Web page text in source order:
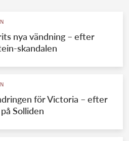
nya vändning – efter
skandalen
för Victoria – efter
Solliden